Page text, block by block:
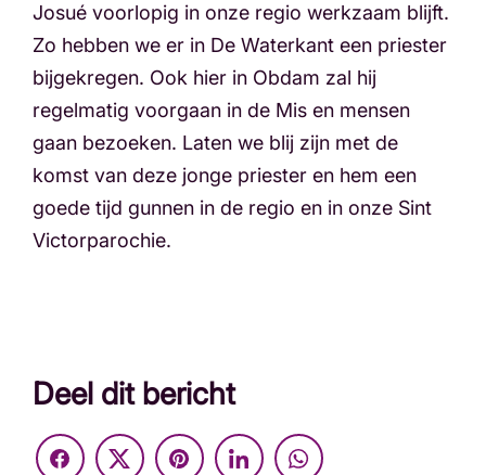
Josué voorlopig in onze regio werkzaam blijft.
Zo hebben we er in De Waterkant een priester
bijgekregen. Ook hier in Obdam zal hij
regelmatig voorgaan in de Mis en mensen
gaan bezoeken. Laten we blij zijn met de
komst van deze jonge priester en hem een
goede tijd gunnen in de regio en in onze Sint
Victorparochie.
Deel dit bericht